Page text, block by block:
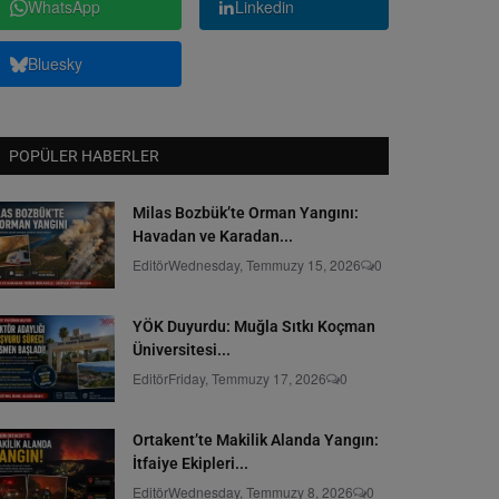
WhatsApp Linkedin
Bluesky
POPÜLER HABERLER
Milas Bozbük’te Orman Yangını:
Havadan ve Karadan...
EditörWednesday, Temmuzy 15, 2026 0
YÖK Duyurdu: Muğla Sıtkı Koçman
Üniversitesi...
EditörFriday, Temmuzy 17, 2026 0
Ortakent’te Makilik Alanda Yangın:
İtfaiye Ekipleri...
EditörWednesday, Temmuzy 8, 2026 0